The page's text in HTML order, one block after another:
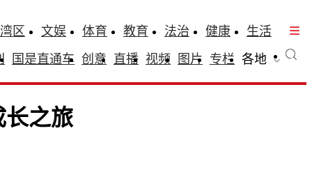
区 文娱 体育 教育 法治 健康
生活
国是直通车 创意 直播 视频 图片 专栏 各地
长之旅